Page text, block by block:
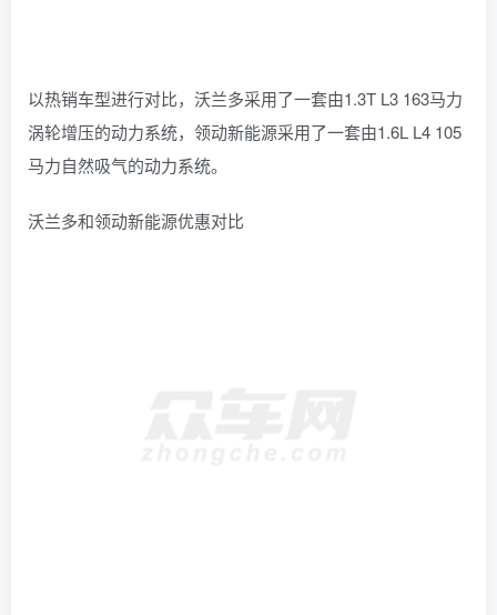
以热销车型进行对比，沃兰多采用了一套由1.3T L3 163马力
涡轮增压的动力系统，领动新能源采用了一套由1.6L L4 105
马力自然吸气的动力系统。
沃兰多和领动新能源优惠对比